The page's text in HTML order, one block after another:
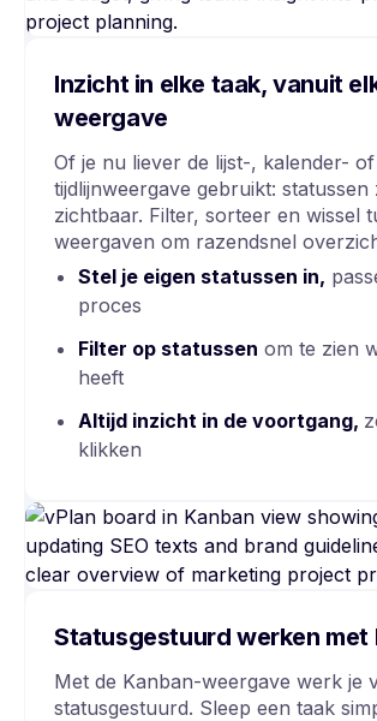
Inzicht in elke taak, vanuit
weergave
Of je nu liever de lijst-, kalender- of
tijdlijnweergave gebruikt: statussen
zichtbaar. Filter, sorteer en wissel
weergaven om razendsnel
Stel je eigen statussen in,
proces
Filter op statussen om te zien
heeft
Altijd inzicht in de voortgang,
klikken
Statusgestuurd werken met
Met de Kanban-weergave werk je
statusgestuurd. Sleep een taak